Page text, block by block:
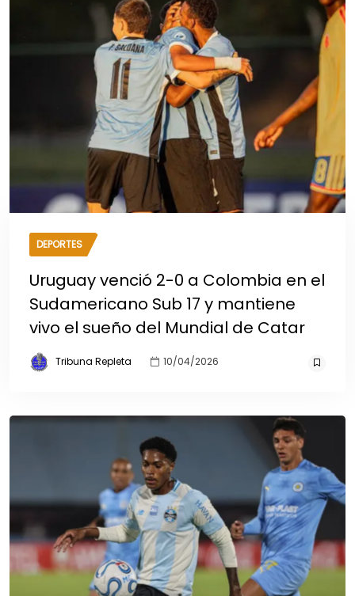
DEPORTES
Uruguay venció 2-0 a Colombia en el
Sudamericano Sub 17 y mantiene
vivo el sueño del Mundial de Catar
Tribuna Repleta 10/04/2026